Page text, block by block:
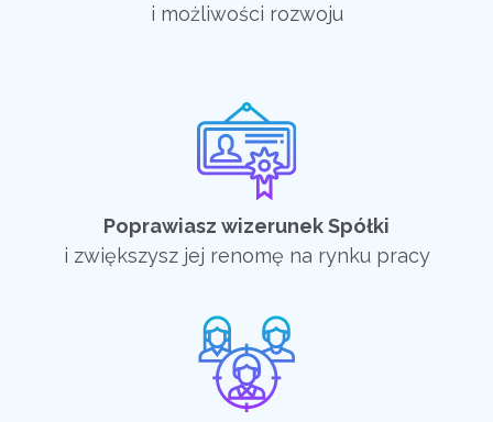
i możliwości rozwoju
Poprawiasz wizerunek Spółki
i zwiększysz jej renomę na rynku pracy